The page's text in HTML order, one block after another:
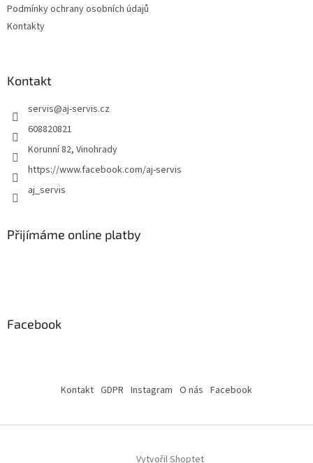
Podmínky ochrany osobních údajů
Kontakty
Kontakt
servis@aj-servis.cz
608820821
Korunní 82, Vinohrady
https://www.facebook.com/aj-servis
aj_servis
Přijímáme online platby
Facebook
Kontakt GDPR Instagram O nás Facebook
Vytvořil Shoptet